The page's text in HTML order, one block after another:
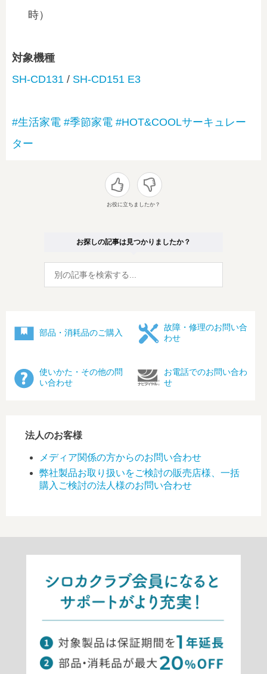
時）
対象機種
SH-CD131 / SH-CD151 E3
#生活家電 #季節家電 #HOT&COOLサーキュレー
ター
お役に立ちましたか？
お探しの記事は見つかりましたか？
部品・消耗品のご購入
故障・修理のお問い合
わせ
使いかた・その他の問
い合わせ
お電話でのお問い合わ
せ
法人のお客様
メディア関係の方からのお問い合わせ
弊社製品お取り扱いをご検討の販売店様、一括
購入ご検討の法人様のお問い合わせ